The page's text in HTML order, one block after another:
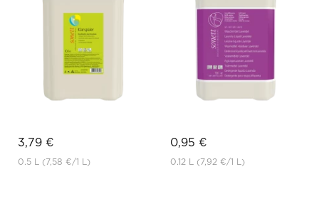
3,79 €
0.5 L (7,58 €/1 L)
0,95 €
0.12 L (7,92 €/1 L)